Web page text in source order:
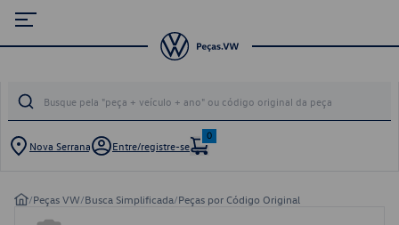
Nova Serrana Entre/registre-se
0
/Peças VW/Busca Simplificada/Peças por Código Original